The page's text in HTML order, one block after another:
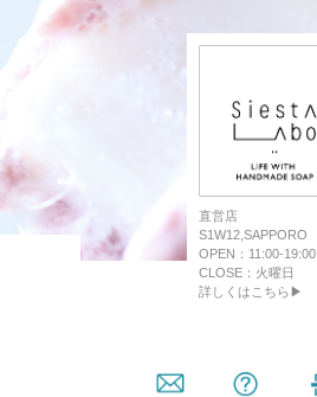
直営店
S1W12,SAPPORO
OPEN：11:00-19:00
CLOSE：火曜日
詳しくはこちら▶